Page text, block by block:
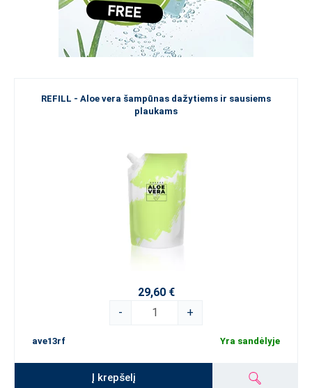
REFILL - Aloe vera šampūnas dažytiems ir sausiems
plaukams
29,60 €
-
+
ave13rf Yra sandėlyje
Į krepšelį